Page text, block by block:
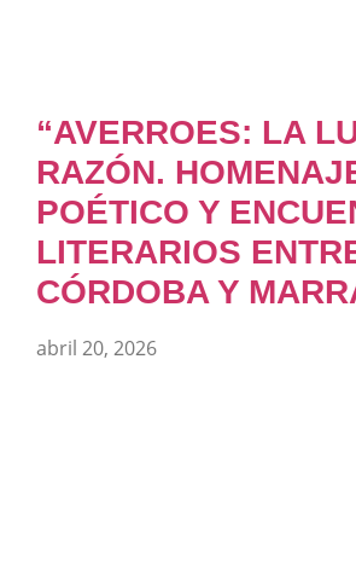
“AVERROES: LA
RAZÓN.
POÉTICO Y
LITERARIOS
CÓRDOBA Y
abril 20, 2026